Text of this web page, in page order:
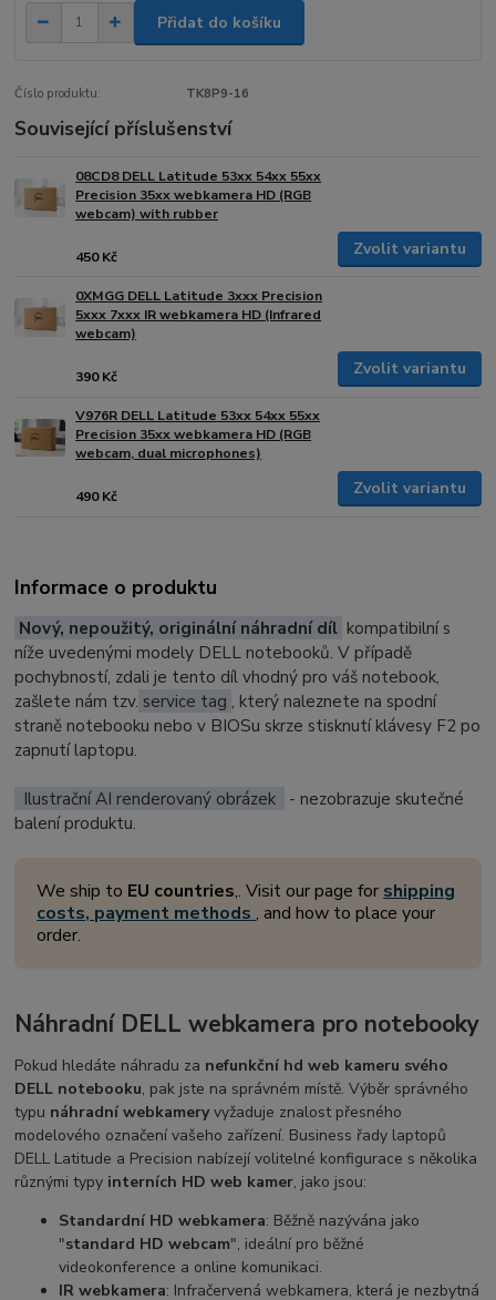
Přidat do košíku
Číslo produktu: TK8P9-16
Související příslušenství
08CD8 DELL Latitude 53xx 54xx 55xx
Precision 35xx webkamera HD (RGB
webcam) with rubber
450 Kč Zvolit variantu
0XMGG DELL Latitude 3xxx Precision
5xxx 7xxx IR webkamera HD (Infrared
webcam)
390 Kč Zvolit variantu
V976R DELL Latitude 53xx 54xx 55xx
Precision 35xx webkamera HD (RGB
webcam, dual microphones)
490 Kč Zvolit variantu
Informace o produktu
Nový, nepoužitý, originální náhradní díl kompatibilní s
níže uvedenými modely DELL notebooků. V případě
pochybností, zdali je tento díl vhodný pro váš notebook,
zašlete nám tzv. service tag , který naleznete na spodní
straně notebooku nebo v BIOSu skrze stisknutí klávesy F2 po
zapnutí laptopu.
Ilustrační AI renderovaný obrázek
- nezobrazuje skutečné
balení produktu.
We ship to EU countries,. Visit our page for shipping
costs, payment methods, and how to place your
order.
Náhradní DELL webkamera pro notebooky
Pokud hledáte náhradu za nefunkční hd web kameru svého
DELL notebooku, pak jste na správném místě. Výběr správného
typu náhradní webkameryvyžaduje znalost přesného
modelového označení vašeho zařízení. Business řady laptopů
DELL Latitude a Precision nabízejí volitelné konfigurace s několika
různými typy interních HD web kamer, jako jsou:
Standardní HD webkamera: Běžně nazývána jako
"standard HD webcam", ideální pro běžné
videokonference a online komunikaci.
IR webkamera: Infračervená webkamera, která je nezbytná